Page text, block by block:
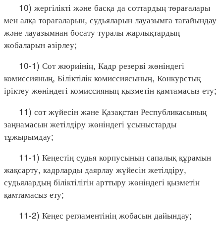
10) жергілікті және басқа да соттардың төрағалары
мен алқа төрағаларын, судьяларын лауазымға тағайындау
және лауазымнан босату туралы жарлықтардың
жобаларын әзірлеу;
10-1) Сот жюриінің, Кадр резерві жөніндегі
комиссияның, Біліктілік комиссиясының, Конкурстық
іріктеу жөніндегі комиссияның қызметін қамтамасыз ету;
11) сот жүйесін және Қазақстан Республикасының
заңнамасын жетілдіру жөніндегі ұсыныстарды
тұжырымдау;
11-1) Кеңестің судья корпусының сапалық құрамын
жақсарту, кадрларды даярлау жүйесін жетілдіру,
судьялардың біліктілігін арттыру жөніндегі қызметін
қамтамасыз ету;
11-2) Кеңес регламентінің жобасын дайындау;